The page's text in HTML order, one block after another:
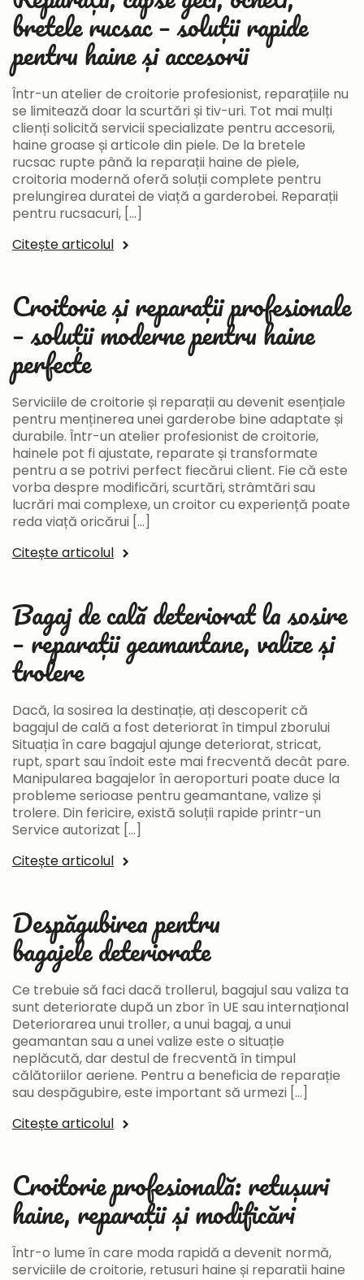
bretele rucsac – soluții rapide
pentru haine și accesorii
Într-un atelier de croitorie profesionist, reparațiile nu
se limitează doar la scurtări și tiv-uri. Tot mai mulți
clienți solicită servicii specializate pentru accesorii,
haine groase și articole din piele. De la bretele
rucsac rupte până la reparații haine de piele,
croitoria modernă oferă soluții complete pentru
prelungirea duratei de viață a garderobei. Reparații
pentru rucsacuri, […]
Citește articolul
Croitorie și reparații profesionale
– soluții moderne pentru haine
perfecte
Serviciile de croitorie și reparații au devenit esențiale
pentru menținerea unei garderobe bine adaptate și
durabile. Într-un atelier profesionist de croitorie,
hainele pot fi ajustate, reparate și transformate
pentru a se potrivi perfect fiecărui client. Fie că este
vorba despre modificări, scurtări, strâmtări sau
lucrări mai complexe, un croitor cu experiență poate
reda viață oricărui […]
Citește articolul
Bagaj de cală deteriorat la sosire
– reparații geamantane, valize și
trolere
Dacă, la sosirea la destinație, ați descoperit că
bagajul de cală a fost deteriorat în timpul zborului
Situația în care bagajul ajunge deteriorat, stricat,
rupt, spart sau îndoit este mai frecventă decât pare.
Manipularea bagajelor în aeroporturi poate duce la
probleme serioase pentru geamantane, valize și
trolere. Din fericire, există soluții rapide printr-un
Service autorizat […]
Citește articolul
Despăgubirea pentru
bagajele deteriorate
Ce trebuie să faci dacă trollerul, bagajul sau valiza ta
sunt deteriorate după un zbor în UE sau internațional
Deteriorarea unui troller, a unui bagaj, a unui
geamantan sau a unei valize este o situație
neplăcută, dar destul de frecventă în timpul
călătoriilor aeriene. Pentru a beneficia de reparație
sau despăgubire, este important să urmezi […]
Citește articolul
Croitorie profesională: retușuri
haine, reparații și modificări
Într-o lume în care moda rapidă a devenit normă,
serviciile de croitorie, retusuri haine și reparatii haine